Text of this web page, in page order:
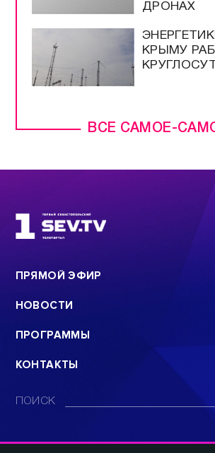
ВСЕ САМОЕ-
ДРОНАХ
КРЫМУ
ПРЯМОЙ ЭФИР
НОВОСТИ
ПРОГРАММЫ
КОНТАКТЫ
ПОИСК